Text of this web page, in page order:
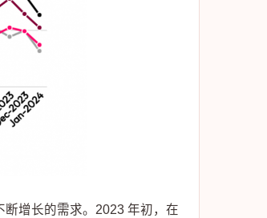
增长的需求。2023 年初，在